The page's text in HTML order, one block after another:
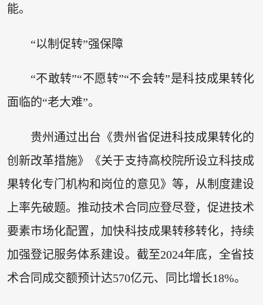
能。
“以制促转”强保障
“不敢转”“不愿转”“不会转”是科技成果转化
面临的“老大难”。
贵州通过出台《贵州省促进科技成果转化的
创新改革措施》《关于支持高校院所设立科技成
果转化专门机构和岗位的意见》等，从制度建设
上率先破题。推动技术合同应登尽登，促进技术
要素市场化配置，加快科技成果转移转化，持续
加强登记服务体系建设。截至2024年底，全省技
术合同成交额预计达570亿元、同比增长18%。